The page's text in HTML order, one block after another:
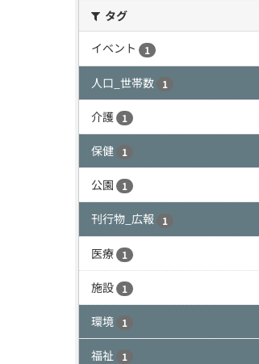
タグ
イベント
1
人口_世帯数 1
介護 1
保健 1
公園 1
刊行物_広報 1
医療 1
施設 1
環境 1
福祉 1